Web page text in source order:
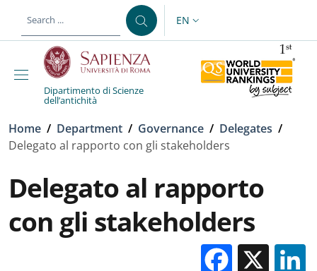
LANGUAGE SWITCHER:
EN
Dipartimento di Scienze
dell’antichità
Breadcrumb
Home / Department / Governance / Delegates /
Delegato al rapporto con gli stakeholders
Delegato al rapporto
con gli stakeholders
X